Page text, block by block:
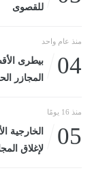
للقصوى
منذ عام واحد
04
المجازر
منذ 16 يومًا
05
الخارجية
لإغلاق